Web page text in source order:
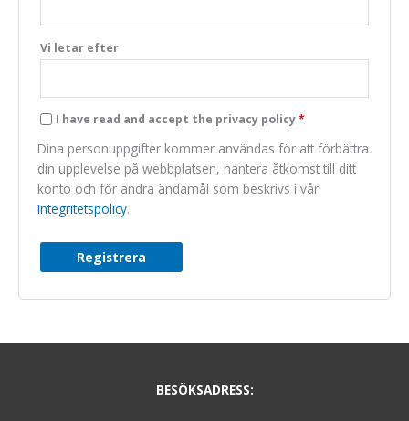
Vi letar efter
I have read and accept the privacy policy*
Dina personuppgifter kommer användas för att förbättra
din upplevelse på webbplatsen, hantera åtkomst till ditt
konto och för andra ändamål som beskrivs i vår
Integritetspolicy.
Registrera
BESÖKSADRESS:
use of marketing,